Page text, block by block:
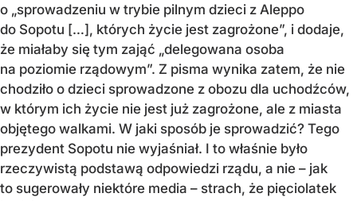
o „sprowadzeniu w trybie pilnym dzieci z Aleppo
do Sopotu […], których życie jest zagrożone”, i dodaje,
że miałaby się tym zająć „delegowana osoba
na poziomie rządowym”. Z pisma wynika zatem, że nie
chodziło o dzieci sprowadzone z obozu dla uchodźców,
w którym ich życie nie jest już zagrożone, ale z miasta
objętego walkami. W jaki sposób je sprowadzić? Tego
prezydent Sopotu nie wyjaśniał. I to właśnie było
rzeczywistą podstawą odpowiedzi rządu, a nie – jak
to sugerowały niektóre media – strach, że pięciolatek